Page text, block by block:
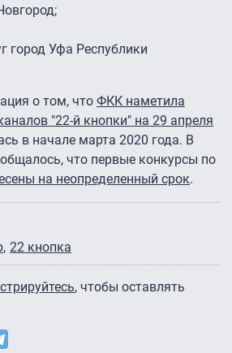
город Уфа Республики
о том, что ФКК наметила
"22-й кнопки" на 29 апреля
в начале марта 2020 года. В
что первые конкурсы по
на неопределенный срок.
22 кнопка
, чтобы оставлять